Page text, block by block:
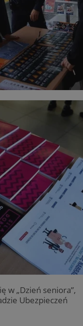
w „Dzień seniora”,
Ubezpieczeń